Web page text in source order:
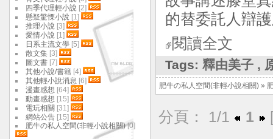
的替委託人辯
閱讀全文
Tags: 釋由美子 ,
肥牛の私人空間(非輕小說相關) »
分頁： 1/1 1
四季代理輕小說 [2]
懸疑驚慄小說 [1]
推理小說 [3]
愛情小說 [1]
日系主流文學 [5]
散文集 [3]
圖文書 [7]
其他小說/書籍 [4]
其他輕小說消息 [6]
漫畫感想 [64]
動畫感想 [15]
電玩相關 [31]
網站公告 [15]
肥牛の私人空間(非輕小說相關)[0]